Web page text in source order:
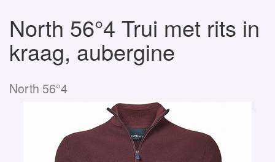
North 56°4 Trui met rits in
kraag, aubergine
North 56°4